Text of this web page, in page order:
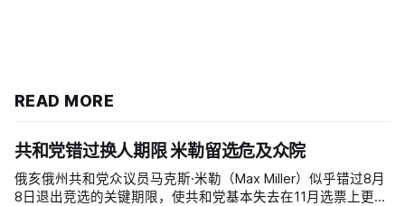
READ MORE
共和党错过换人期限 米勒留选危及众院
俄亥俄州共和党众议员马克斯·米勒（Max Miller）似乎错过8月
8日退出竞选的关键期限，使共和党基本失去在11月选票上更换